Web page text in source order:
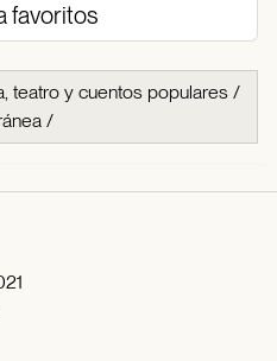
favoritos
teatro y cuentos populares /
/